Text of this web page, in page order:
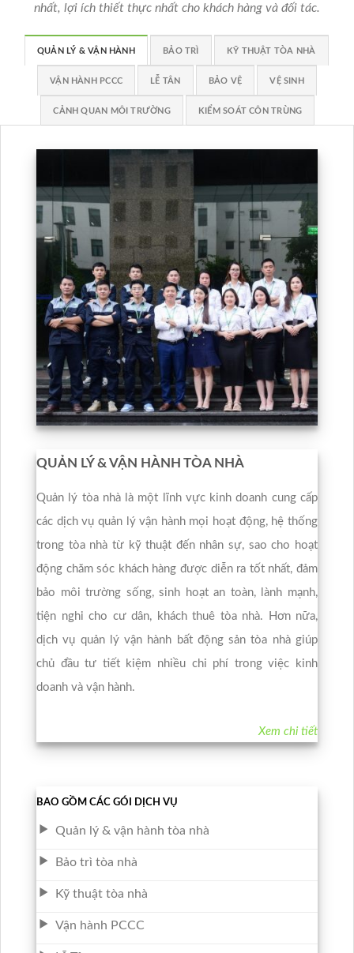
nhất, lợi ích thiết thực nhất cho khách hàng và đối tác.
QUẢN LÝ & VẬN HÀNH BẢO TRÌ KỸ THUẬT TÒA NHÀ
VẬN HÀNH PCCC LỄ TÂN BẢO VỆ VỆ SINH
CẢNH QUAN MÔI TRƯỜNG KIỂM SOÁT CÔN TRÙNG
QUẢN LÝ & VẬN HÀNH TÒA NHÀ
Quản lý tòa nhà là một lĩnh vực kinh doanh cung cấp
các dịch vụ quản lý vận hành mọi hoạt động, hệ thống
trong tòa nhà từ kỹ thuật đến nhân sự, sao cho hoạt
động chăm sóc khách hàng được diễn ra tốt nhất, đảm
bảo môi trường sống, sinh hoạt an toàn, lành mạnh,
tiện nghi cho cư dân, khách thuê tòa nhà. Hơn nữa,
dịch vụ quản lý vận hành bất động sản tòa nhà giúp
chủ đầu tư tiết kiệm nhiều chi phí trong việc kinh
doanh và vận hành.
Xem chi tiết
BAO GỒM CÁC GÓI DỊCH VỤ
Quản lý & vận hành tòa nhà
Bảo trì tòa nhà
Kỹ thuật tòa nhà
Vận hành PCCC